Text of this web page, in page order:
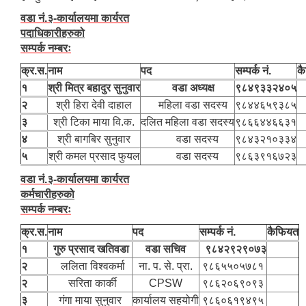
वडा नं.३-कार्यालयमा कार्यरत
पदाधिकारीहरुको
सम्पर्क नम्बरः
क्र.स.नाम पद सम्पर्क नं.
१
श्री ‍मित्र बहादुर सुनुवार वडा अध्यक्ष
९८४९३३२४०५
२
श्री हिरा देवी दाहाल महिला वडा सदस्य
९८४४६५९३८५
३
श्री टिका माया वि.क. दलित महिला वडा सदस्य९८६६४४६६३१
४
श्री बागबिर सुनुवार वडा सदस्य
९८४३२१०३३४
५
श्री कमल प्रसाद फुयल वडा सदस्य
९८६३९१६७२३
वडा नं.३-कार्यालयमा कार्यरत
कर्मचारीहरुको
सम्पर्क नम्बरः
क्र.स.नाम पद सम्पर्क नं.
कैफियत
१
गुरु प्रसाद खतिवडा वडा सचिव
९८४२९२९०७३
२
ललिता विश्वकर्मा ना. प. से. प्रा.
९८६५५०५७८१
२
सरिता कार्की CPSW
९८६२०६९०९३
३
गंगा माया सुनुवार कार्यालय सहयोगी ९८६०६१९४९५